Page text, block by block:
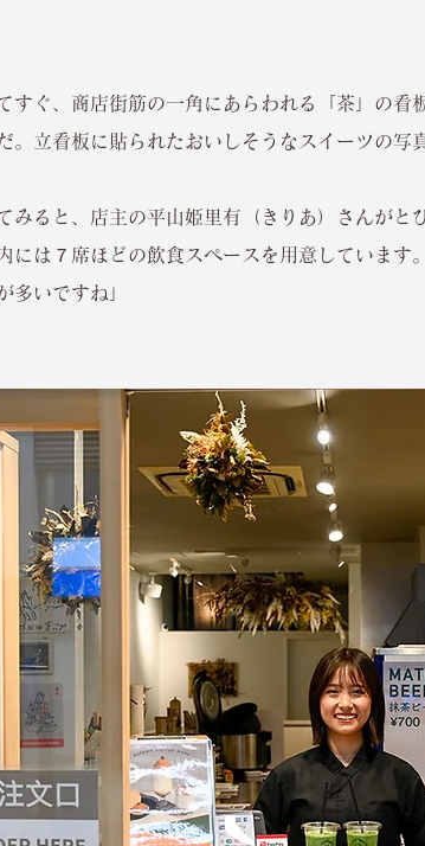
すぐ、商店街筋の一角にあらわれる「茶」の
。立看板に貼られたおいしそうなスイーツの
みると、店主の平山姫里有（きりあ）さんがと
には７席ほどの飲食スペースを用意していま
多いですね」